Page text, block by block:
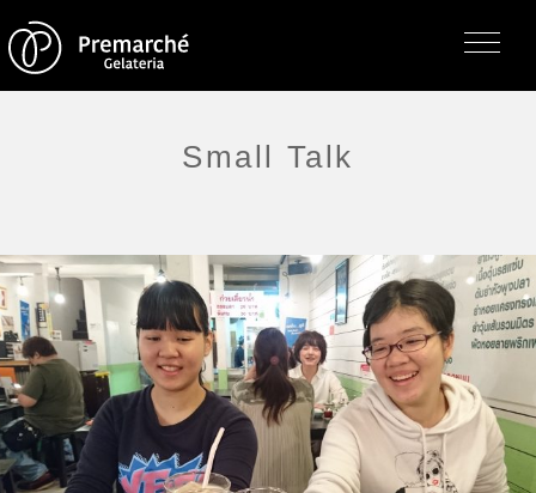
ジェラートについて
直営店・支店・分店
フレーバー（メニュー）
アレルゲン一覧
求人情報
通販のご案内
Small Talk